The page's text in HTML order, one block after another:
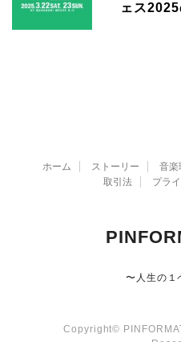
ェス
ホーム ストーリー 音楽
取引法
プラ
〜人生の１
Copyright©